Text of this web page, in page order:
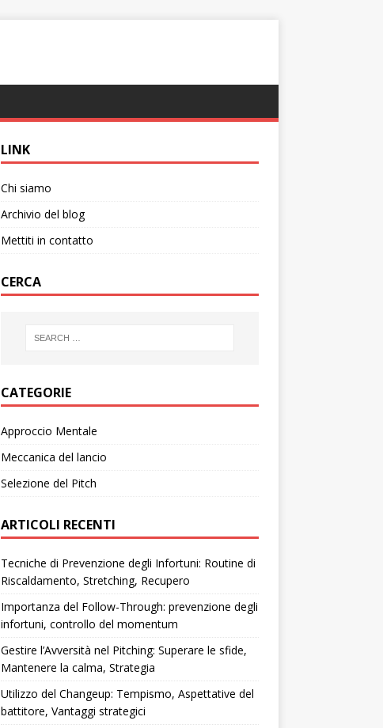
LINK
Chi siamo
Archivio del blog
Mettiti in contatto
CERCA
CATEGORIE
Approccio Mentale
Meccanica del lancio
Selezione del Pitch
ARTICOLI RECENTI
Tecniche di Prevenzione degli Infortuni: Routine di
Riscaldamento, Stretching, Recupero
Importanza del Follow-Through: prevenzione degli
infortuni, controllo del momentum
Gestire l’Avversità nel Pitching: Superare le sfide,
Mantenere la calma, Strategia
Utilizzo del Changeup: Tempismo, Aspettative del
battitore, Vantaggi strategici